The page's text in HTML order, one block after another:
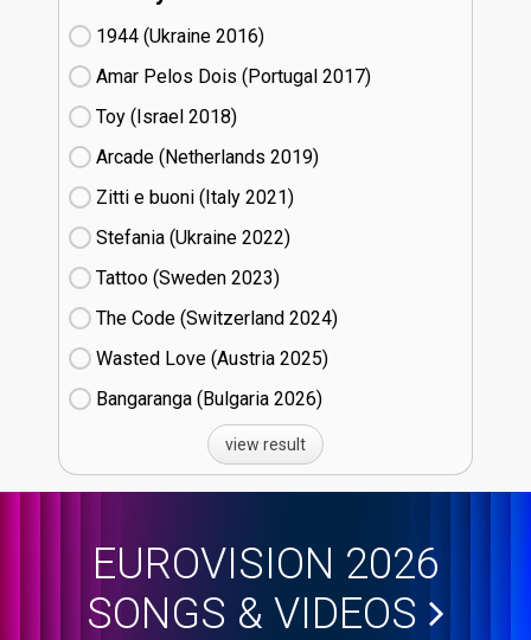
1944 (Ukraine
16)
Amar Pelos Dois (Portugal
17)
Toy (Israel
18)
Arcade (Netherlands
19)
Zitti e buoni​ (Italy
21)
Stefania (Ukraine
22)
Tattoo (Sweden
23)
The Code (Switzerland
24)
Wasted Love (Austria
25)
Bangaranga (Bulgaria
26)
view result
EUROVISION 2026
SONGS & VIDEOS